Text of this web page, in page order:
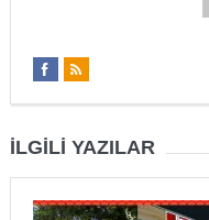
İLGILI YAZILAR